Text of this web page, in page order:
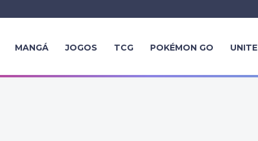
MANGÁ JOGOS TCG POKÉMON GO UNITE